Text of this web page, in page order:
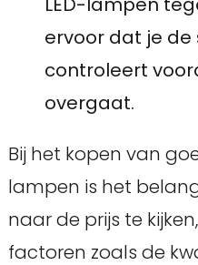
ervoor dat je
controleert
overgaat.
Bij het kopen van
lampen is het
naar de prijs te
factoren zoals de